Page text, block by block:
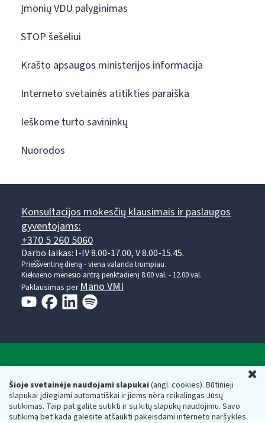
Šioje svetainėje naudojami slapukai(angl. cookies). Būtinieji
slapukai įdiegiami automatiškai ir jiems nėra reikalingas Jūsų
sutikimas. Taip pat galite sutikti ir su kitų slapukų naudojimu. Savo
sutikimą bet kada galėsite atšaukti pakeisdami interneto naršyklės
Įmonių VDU palyginimas
STOP šešėliui
Krašto apsaugos ministerijos informacija
Interneto svetainės atitikties paraiška
Ieškome turto savininkų
Nuorodos
Konsultacijos mokesčių klausimais ir paslaugos
gyventojams:
+370 5 260 5060
Darbo laikas: I-IV 8.00-17.00, V 8.00-15.45.
Prieššventinę dieną - viena valanda trumpiau.
Kiekvieno mėnesio antrą penktadienį 8.00 val. - 12.00 val.
Paklausimas per Mano VMI
Respublikos finansų ministerijos
Biudžetinė įstaiga. Juridinio asmens kodas — 188659752,
adresas: Vasario 16-osios g. 14, 01107 Vilnius, Lietuva, el.paštas: